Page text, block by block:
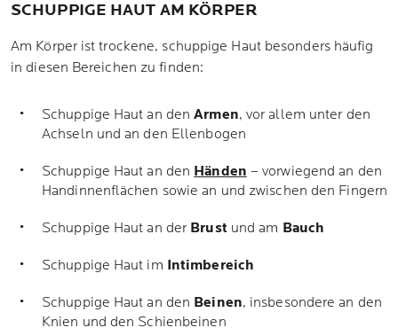
SCHUPPIGE HAUT AM KÖRPER
Am Körper ist trockene, schuppige Haut besonders häufig
in diesen Bereichen zu finden:
Schuppige Haut an denArmen, vor allem unter den
Achseln und an den Ellenbogen
Schuppige Haut an den Händen – vorwiegend an den
Handinnenflächen sowie an und zwischen den Fingern
Schuppige Haut an der Brust und am Bauch
Schuppige Haut im Intimbereich
Schuppige Haut an den Beinen, insbesondere an den
Knien und den Schienbeinen